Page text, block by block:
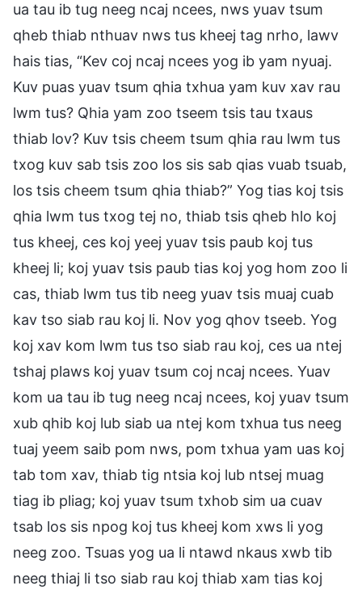
ua tau ib tug neeg ncaj ncees, nws yuav tsum
qheb thiab nthuav nws tus kheej tag nrho, lawv
hais tias, “Kev coj ncaj ncees yog ib yam nyuaj.
Kuv puas yuav tsum qhia txhua yam kuv xav rau
lwm tus? Qhia yam zoo tseem tsis tau txaus
thiab lov? Kuv tsis cheem tsum qhia rau lwm tus
txog kuv sab tsis zoo los sis sab qias vuab tsuab,
los tsis cheem tsum qhia thiab?” Yog tias koj tsis
qhia lwm tus txog tej no, thiab tsis qheb hlo koj
tus kheej, ces koj yeej yuav tsis paub koj tus
kheej li; koj yuav tsis paub tias koj yog hom zoo li
cas, thiab lwm tus tib neeg yuav tsis muaj cuab
kav tso siab rau koj li. Nov yog qhov tseeb. Yog
koj xav kom lwm tus tso siab rau koj, ces ua ntej
tshaj plaws koj yuav tsum coj ncaj ncees. Yuav
kom ua tau ib tug neeg ncaj ncees, koj yuav tsum
xub qhib koj lub siab ua ntej kom txhua tus neeg
tuaj yeem saib pom nws, pom txhua yam uas koj
tab tom xav, thiab tig ntsia koj lub ntsej muag
tiag ib pliag; koj yuav tsum txhob sim ua cuav
tsab los sis npog koj tus kheej kom xws li yog
neeg zoo. Tsuas yog ua li ntawd nkaus xwb tib
neeg thiaj li tso siab rau koj thiab xam tias koj